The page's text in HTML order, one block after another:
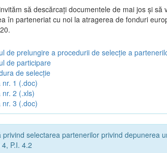
să descărcați documentele de mai jos și să
în parteneriat cu noi la atragerea de fonduri
de prelungire a procedurii de selecție a
de participare
de selecție
nr. 1 (.doc)
nr. 2 (.xls)
nr. 3 (.doc)
privind selectarea partenerilor privind depunerea
P.I. 4.2